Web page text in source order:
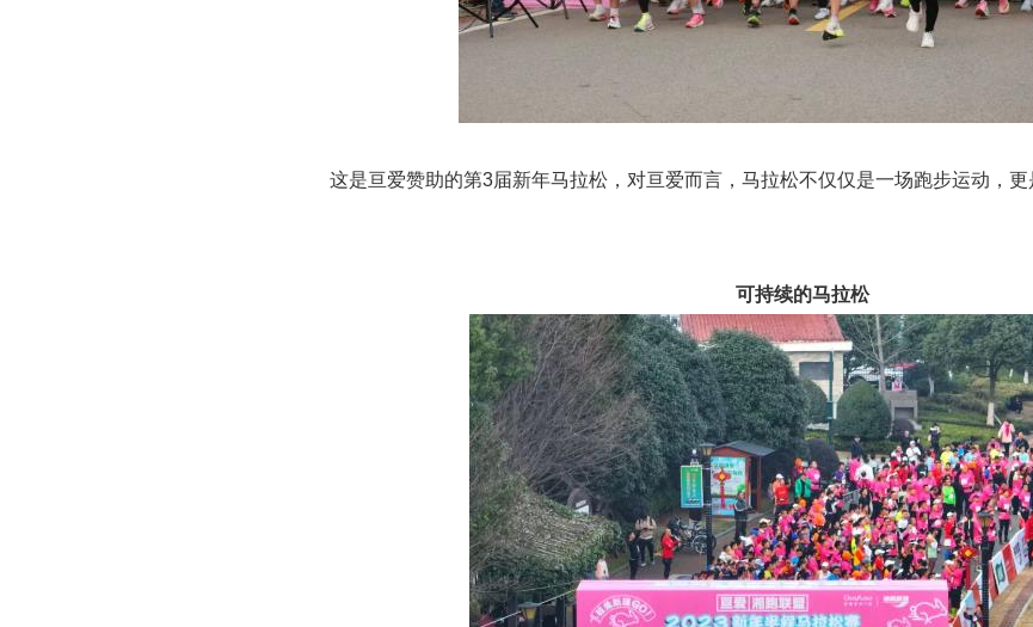
这是亘爱赞助的第3届新年马拉松，对亘爱而言，马拉松不仅仅是一场跑步运动，更
可持续的马拉松